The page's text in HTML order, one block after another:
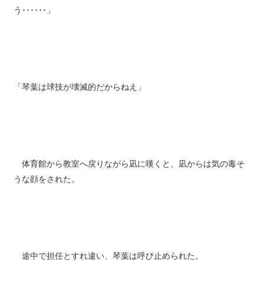
う･･････」
「琴葉は球技が壊滅的だからねえ」
体育館から教室へ戻りながら凪に嘆くと、凪からは気の毒そ
うな顔をされた。
途中で担任とすれ違い、琴葉は呼び止められた。